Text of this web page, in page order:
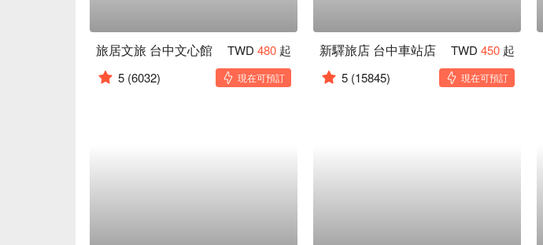
旅居文旅 台中文心館 TWD 480 起
5 (6032) 現在可預訂
新驛旅店 台中車站店 TWD 450 起
5 (15845) 現在可預訂